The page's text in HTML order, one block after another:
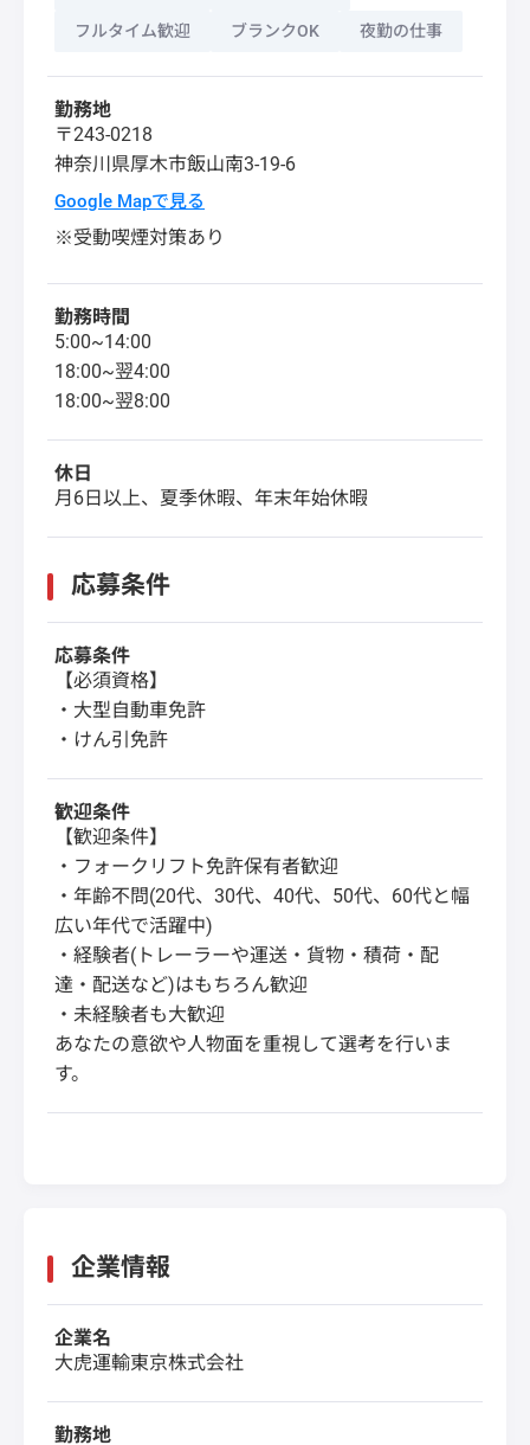
フルタイム歓迎 ブランクOK 夜勤の仕事
勤務地
〒243-0218
神奈川県厚木市飯山南3-19-6
Google Mapで見る
※受動喫煙対策あり
勤務時間
5:00~14:00
18:00~翌4:00
18:00~翌8:00
休日
月6日以上、夏季休暇、年末年始休暇
応募条件
応募条件
【必須資格】
・大型自動車免許
・けん引免許
歓迎条件
【歓迎条件】
・フォークリフト免許保有者歓迎
・年齢不問(20代、30代、40代、50代、60代と幅
広い年代で活躍中)
・経験者(トレーラーや運送・貨物・積荷・配
達・配送など)はもちろん歓迎
・未経験者も大歓迎
あなたの意欲や人物面を重視して選考を行いま
す。
企業情報
企業名
大虎運輸東京株式会社
勤務地